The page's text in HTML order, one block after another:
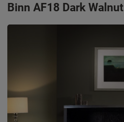
Binn AF18 Dark Walnut